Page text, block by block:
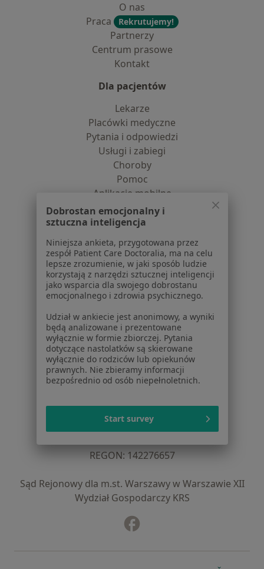
O nas
Praca
Rekrutujemy!
Partnerzy
Centrum prasowe
Kontakt
Dla pacjentów
Lekarze
Placówki medyczne
Pytania i odpowiedzi
Usługi i zabiegi
Choroby
Pomoc
Aplikacje mobilne
Blog dla pacjentów
Dla profesjonalistów
Cennik
Dla lekarzy
Dla placówek medycznych
Noa Notes nowość
Centrum Pomocy dla Specjalisty
Kontakt ZnanyLekarz - Strona główna
ZnanyLekarz Sp. z o.o.
ul. Kolejowa 5/7
01-217 Warszawa, Polska
NIP: ⁠7010224868
REGON: ⁠142276657
Sąd Rejonowy dla m.st. Warszawy w Warszawie XII
Wydział Gospodarczy KRS
Dobrostan emocjonalny i
sztuczna inteligencja
Niniejsza ankieta, przygotowana przez
zespół Patient Care Doctoralia, ma na celu
lepsze zrozumienie, w jaki sposób ludzie
korzystają z narzędzi sztucznej inteligencji
jako wsparcia dla swojego dobrostanu
emocjonalnego i zdrowia psychicznego.
Udział w ankiecie jest anonimowy, a wyniki
będą analizowane i prezentowane
wyłącznie w formie zbiorczej. Pytania
dotyczące nastolatków są skierowane
wyłącznie do rodziców lub opiekunów
prawnych. Nie zbieramy informacji
bezpośrednio od osób niepełnoletnich.
Start survey